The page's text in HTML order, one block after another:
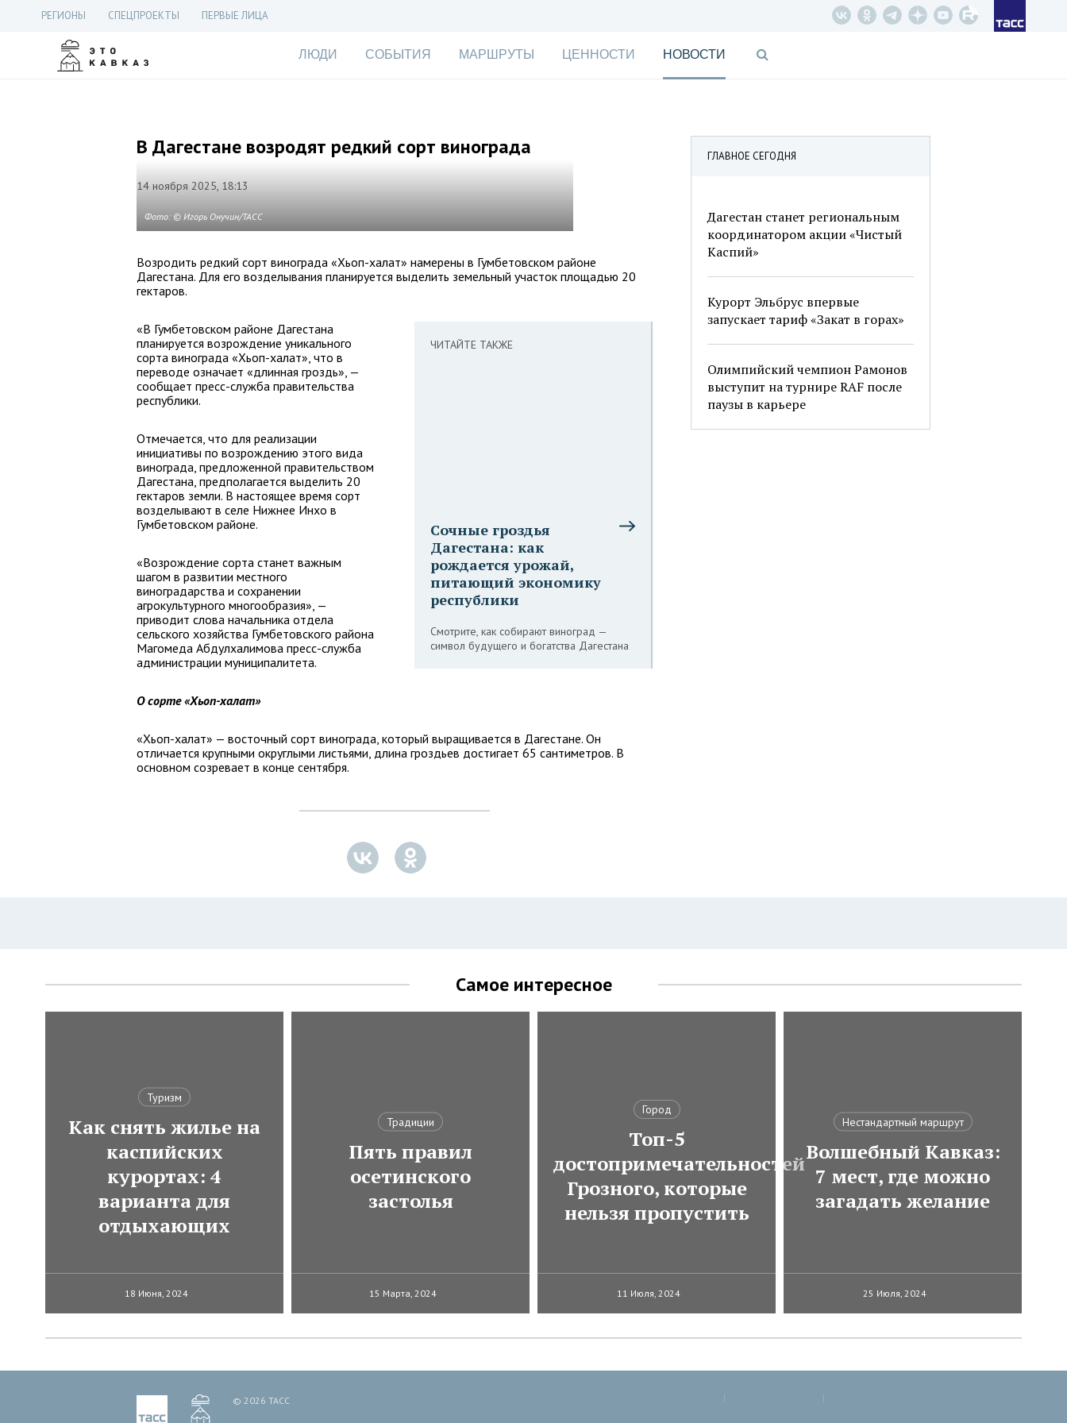
РЕГИОНЫ СПЕЦПРОЕКТЫ ПЕРВЫЕ ЛИЦА
ЛЮДИ СОБЫТИЯ МАРШРУТЫ ЦЕННОСТИ НОВОСТИ
ГЛАВНОЕ СЕГОДНЯ
Дагестан станет региональным
координатором акции «Чистый
Каспий»
Курорт Эльбрус впервые
запускает тариф «Закат в горах»
Олимпийский чемпион Рамонов
выступит на турнире RAF после
паузы в карьере
В Дагестане возродят редкий сорт винограда
14 ноября 2025, 18:13
Фото: © Игорь Онучин/ТАСС
Возродить редкий сорт винограда «Хьоп-халат» намерены в Гумбетовском районе
Дагестана. Для его возделывания планируется выделить земельный участок площадью 20
гектаров.
ЧИТАЙТЕ ТАКЖЕ
Сочные гроздья
Дагестана: как
рождается урожай,
питающий экономику
республики
Смотрите, как собирают виноград —
символ будущего и богатства Дагестана
«В Гумбетовском районе Дагестана
планируется возрождение уникального
сорта винограда «Хьоп-халат», что в
переводе означает «длинная гроздь», —
сообщает пресс-служба правительства
республики.
Отмечается, что для реализации
инициативы по возрождению этого вида
винограда, предложенной правительством
Дагестана, предполагается выделить 20
гектаров земли. В настоящее время сорт
возделывают в селе Нижнее Инхо в
Гумбетовском районе.
«Возрождение сорта станет важным
шагом в развитии местного
виноградарства и сохранении
агрокультурного многообразия», —
приводит слова начальника отдела
сельского хозяйства Гумбетовского района
Магомеда Абдулхалимова пресс-служба
администрации муниципалитета.
О сорте «Хьоп-халат»
«Хьоп-халат» — восточный сорт винограда, который выращивается в Дагестане. Он
отличается крупными округлыми листьями, длина гроздьев достигает 65 сантиметров. В
основном созревает в конце сентября.
Самое интересное
Туризм
Как снять жилье на
каспийских
курортах: 4
варианта для
отдыхающих
18 Июня, 2024
Традиции
Пять правил
осетинского
застолья
15 Марта, 2024
Город
Топ-5
достопримечательностей
Грозного, которые
нельзя пропустить
11 Июля, 2024
Нестандартный маршрут
Волшебный Кавказ:
7 мест, где можно
загадать желание
25 Июля, 2024
© 2026 ТАСС